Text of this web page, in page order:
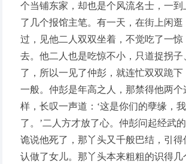
个当铺东家，却也是个风流名士，一到
了几个报馆主笔。有一天，在街上闲
过，见他二人双双坐着，不觉吃了一惊
去。他二人也是吃惊不小，只道捉拐子
了，所以一见了仲彭，就连忙双双跪
一般。仲彭是年高之人，那禁得他两个
样，长叹一声道：‘这是你们的孽缘，
了。’二人方才放了心。仲彭问起经武
诡说他死了，那丫头又千般巴结，引得
认做了女儿。那丫头本来粗粗的识得几